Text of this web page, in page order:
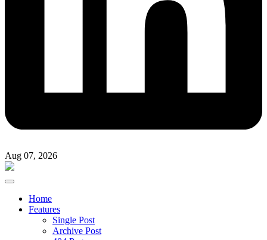
Aug 07, 2026
Home
Features
Single Post
Archive Post